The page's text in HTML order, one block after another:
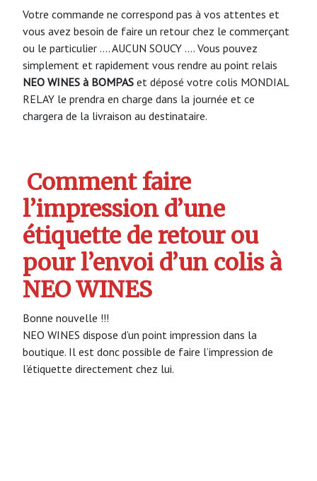
Votre commande ne correspond pas à vos attentes et
vous avez besoin de faire un retour chez le commerçant
ou le particulier …. AUCUN SOUCY …. Vous pouvez
simplement et rapidement vous rendre au point relais
NEO WINES à BOMPAS et déposé votre colis MONDIAL
RELAY le prendra en charge dans la journée et ce
chargera de la livraison au destinataire.
Comment faire
l’impression d’une
étiquette de retour ou
pour l’envoi d’un colis à
NEO WINES
Bonne nouvelle !!!
NEO WINES dispose d’un point impression dans la
boutique. Il est donc possible de faire l’impression de
l’étiquette directement chez lui.